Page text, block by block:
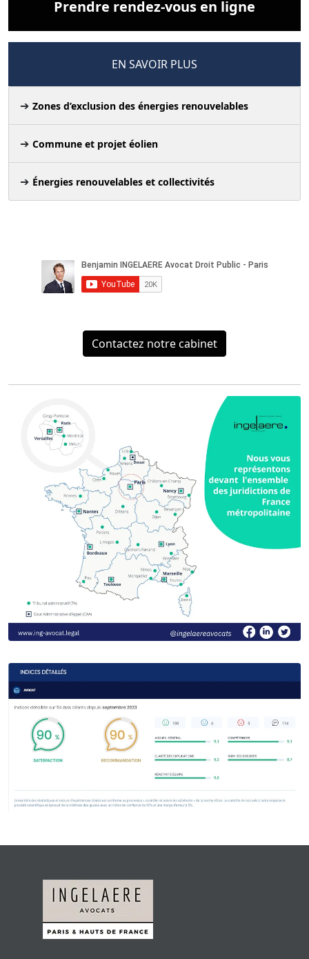
Prendre rendez-vous en ligne
EN SAVOIR PLUS
Zones d’exclusion des énergies renouvelables
Commune et projet éolien
Énergies renouvelables et collectivités
Contactez notre cabinet